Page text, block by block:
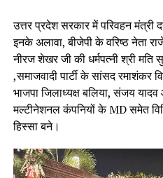
उत्तर प्रदेश सरकार में परिवहन मंत्री
इनके अलावा, बीजेपी के वरिष्ठ नेता
नीरज शेखर जी की धर्मपत्नी श्री मति
,समाजवादी पार्टी के सांसद रमाशंकर
भाजपा जिलाध्यक्ष बलिया, संजय
मल्टीनेशनल कंपनियों के MD समेत
हिस्सा बने।